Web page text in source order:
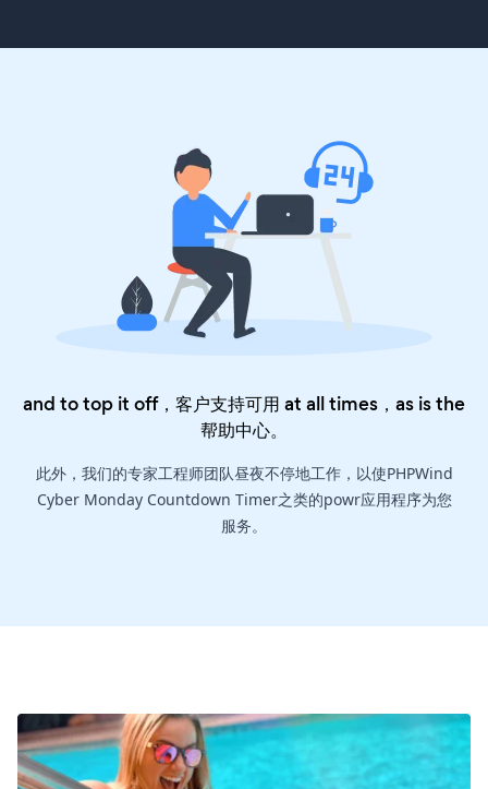
and to top it off，客户支持可用 at all times，as is the
帮助中心。
此外，我们的专家工程师团队昼夜不停地工作，以使PHPWind
Cyber Monday Countdown Timer之类的powr应用程序为您
服务。